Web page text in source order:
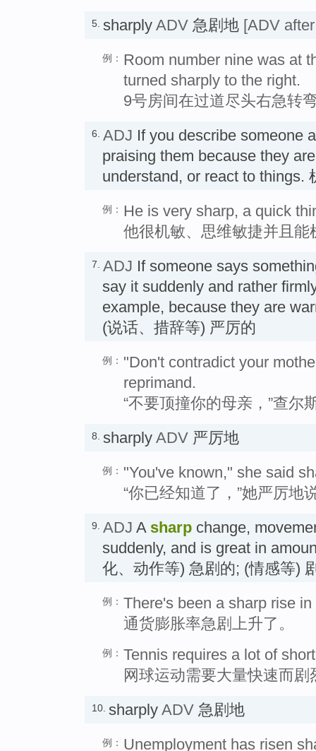
5. sharply ADV 急剧地 [ADV
例： Room number nine was at
turned sharply to the right.
9号房间在过道尽头右急转
6. ADJ If you describe someone
praising them because they
understand, or react to things.
例： He is very sharp, a quick
他很机敏、思维敏捷并且能
7. ADJ If someone says
say it suddenly and rather
example, because they are
(说话、措辞等) 严厉的
例： "Don't contradict your
reprimand.
“不要顶撞你的母亲，”查尔
8. sharply ADV 严厉地
例： "You've known," she said
“你已经知道了，”她严厉地
9. ADJ A sharp change,
suddenly, and is great in
化、动作等) 急剧的; (情感等)
例： There's been a sharp rise
通货膨胀率急剧上升了。
例： Tennis requires a lot of
网球运动需要大量快速而剧
10. sharply ADV 急剧地
例： Unemployment has risen